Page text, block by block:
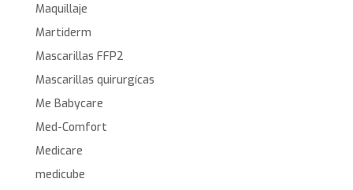
Maquillaje
Martiderm
Mascarillas FFP2
Mascarillas quirurgícas
Me Babycare
Med-Comfort
Medicare
medicube